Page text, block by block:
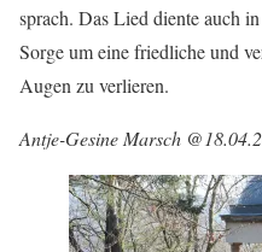
sprach. Das Lied diente auch
Sorge um eine friedliche und
Augen zu verlieren.
Antje-Gesine Marsch